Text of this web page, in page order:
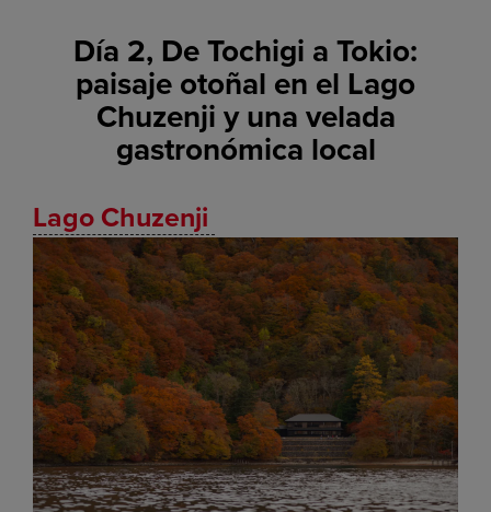
Día 2, De Tochigi a Tokio:
paisaje otoñal en el Lago
Chuzenji y una velada
gastronómica local
Lago Chuzenji